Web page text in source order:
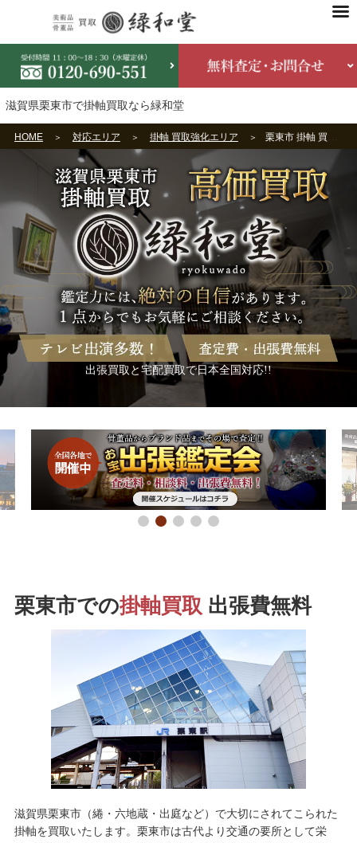
滋賀県栗東市で掛軸買取なら緑和堂
HOME 対応エリア 掛軸 買取強化エリア 栗東市 掛軸 買取
出張買取と宅配買取で日本全国対応!!
栗東市での掛軸買取 出張費無料
滋賀県栗東市（綣・六地蔵・出庭など）で大切にされてこられた
掛軸を買取いたします。栗東市は古代より交通の要所として栄